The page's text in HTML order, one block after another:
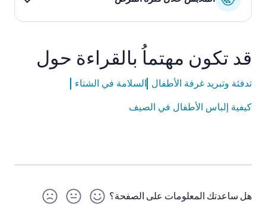
قد تكون مهتماُ بالقراءة حول
تدفئة وتبريد غرفة الأطفال السلامة في الشتاء
كيفية إلباس الأطفال في الصيف
هل ساعدتك المعلومات على الصفحة؟